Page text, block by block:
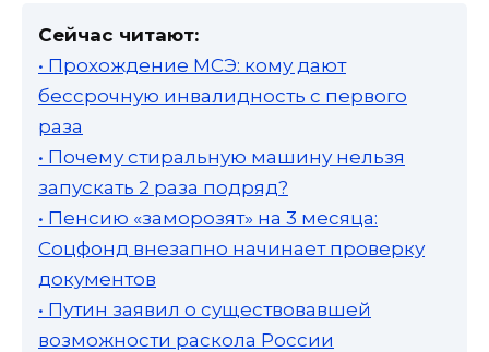
Сейчас читают:
• Прохождение МСЭ: кому дают
бессрочную инвалидность с первого
раза
• Почему стиральную машину нельзя
запускать 2 раза подряд?
• Пенсию «заморозят» на 3 месяца:
Соцфонд внезапно начинает проверку
документов
• Путин заявил о существовавшей
возможности раскола России